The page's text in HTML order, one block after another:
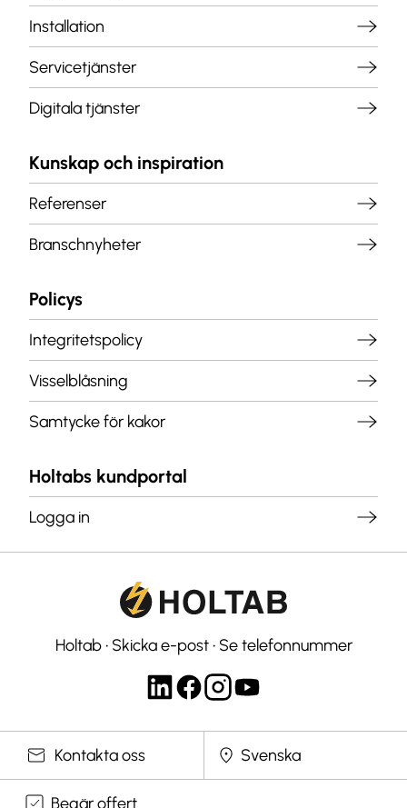
Installation
Servicetjänster
Digitala tjänster
Kunskap och inspiration
Referenser
Branschnyheter
Policys
Integritetspolicy
Visselblåsning
Samtycke för kakor
Holtabs kundportal
Logga in
Holtab• Skicka e-post• Se telefonnummer
Kontakta oss
Välj språk
Begär offert